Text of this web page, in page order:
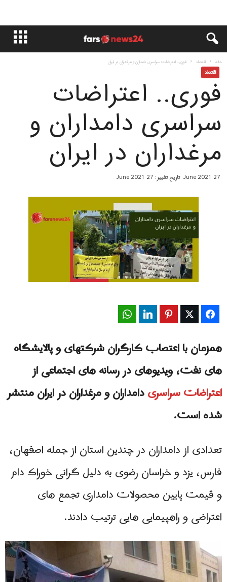
خانه اقتصاد فوری.. اعتراضات سراسری دامداران و مرغداران در ایران
اقتصاد
فوری.. اعتراضات
سراسری دامداران و
مرغداران در ایران
27 June 2021 تاریخ تغییر: 27 June 2021
Facebook
Twitter
Pinterest
LinkedIn
همزمان با اعتصاب کارگران شرکتهای و پالایشگاه
های نفت، ویدیوهای در رسانه‌ های اجتماعی از
اعتراضات سراسریدامداران و مرغداران در ایران منتشر
شده است.
تعدادی از دامداران در چندین استان از جمله اصفهان،
فارس، یزد و خراسان رضوی به دلیل گرانی خوراک دام
و قیمت پایین محصولات دامداری تجمع های
اعتراضی و راهپیمایی هایی ترتیب دادند.